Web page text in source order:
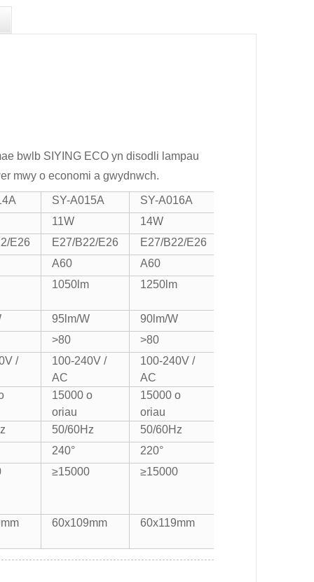
bwlb SIYING ECO yn disodli lampau
mwy o economi a gwydnwch.
SY-A015A SY-A016A
11W 14W
E26 E27/B22/E26 E27/B22/E26
A60 A60
1050lm 1250lm
95lm/W 90lm/W
>80 >80
/
100-240V /
AC
100-240V /
AC
15000 o
oriau
15000 o
oriau
50/60Hz 50/60Hz
240° 220°
≥15000 ≥15000
60x109mm 60x119mm